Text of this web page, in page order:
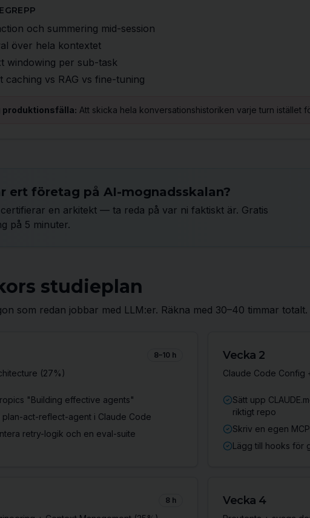
och summering mid-session
över hela kontextet
windowing per sub-task
caching vs RAG vs fine-tuning
produktionsfälla: Att skicka hela konversationshistoriken varje turn istället
ert företag på AI-mognadsskalan?
en arkitekt — ta reda på var ni faktiskt är. Gratis
på 5 minuter.
studieplan
som redan jobbar med LLM:er. Räkna med 30–40 timmar totalt.
8–10 h
(27%)
"Building effective agents"
plan-act-reflect-agent i Claude Code
retry-logik och en eval-suite
Vecka 2
Claude Code Config
Sätt upp
riktigt repo
Skriv en egen
Lägg till hooks för
8 h Vecka 4